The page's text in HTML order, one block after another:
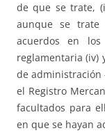
de que se trate,
aunque se
acuerdos en
reglamentaria (iv)
de administración
el Registro
facultados para
en que se hayan